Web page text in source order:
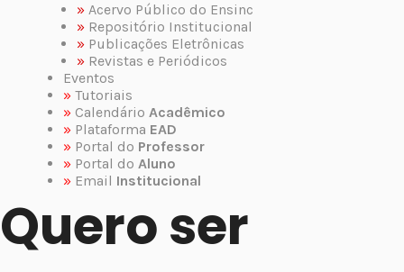
» Acervo Público do Ensinc
» Repositório Institucional
» Publicações Eletrônicas
» Revistas e Periódicos
Eventos
» Tutoriais
» Calendário Acadêmico
» Plataforma EAD
» Portal do Professor
» Portal do Aluno
» Email Institucional
Quero ser